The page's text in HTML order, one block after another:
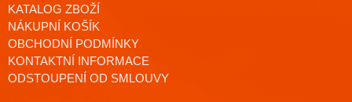
KATALOG ZBOŽÍ
NÁKUPNÍ KOŠÍK
OBCHODNÍ PODMÍNKY
KONTAKTNÍ INFORMACE
ODSTOUPENÍ OD SMLOUVY